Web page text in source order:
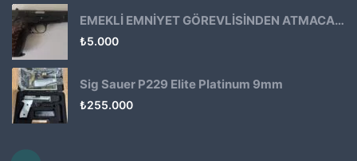
EMEKLİ EMNİYET GÖREVLİSİNDEN ATMACA 53 KLASİK14
₺5.000
Sig Sauer P229 Elite Platinum 9mm
₺255.000